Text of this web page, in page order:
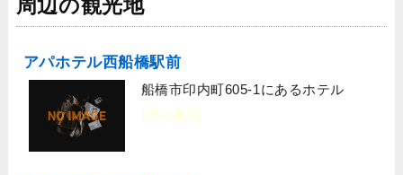
周辺の観光地
アパホテル西船橋駅前
船橋市印内町605-1にあるホテル
[宿泊施設]